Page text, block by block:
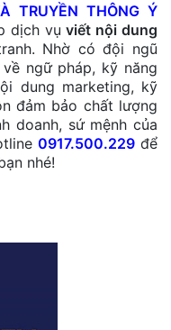
TRUYỀN THÔNG Ý
dịch vụviết nội dung
Nhờ có đội ngũ
ngữ pháp, kỹ năng
dung marketing, kỹ
đảm bảo chất lượng
doanh, sứ mệnh của
0917.500.229 để
nhé!